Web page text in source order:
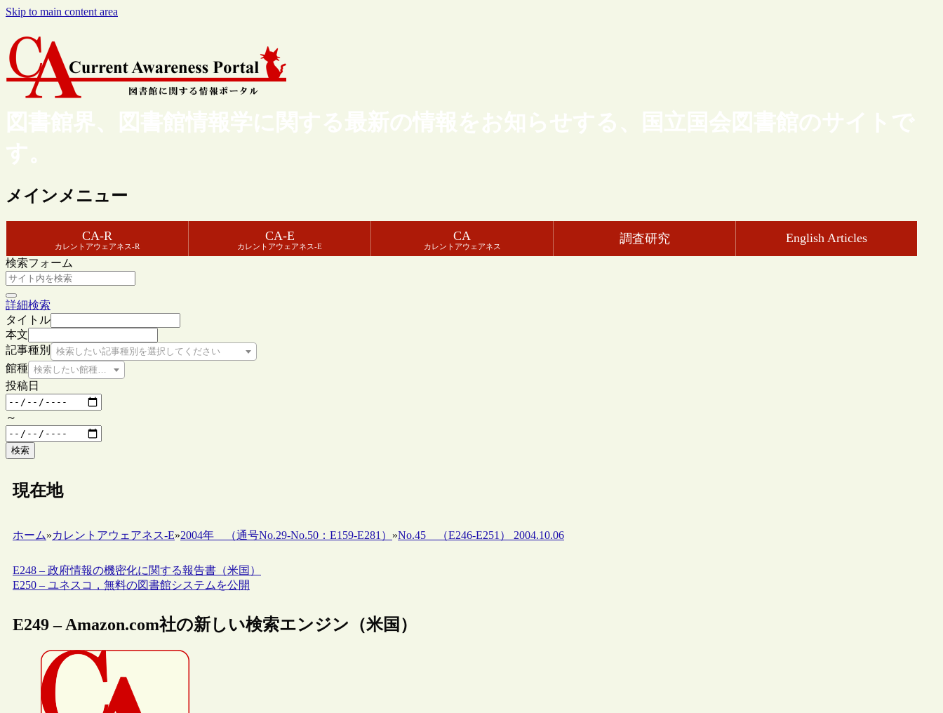
Skip to main content area
図書館界、図書館情報学に関する最新の情報をお知らせする、国立国会図書館のサイトで
す。
メインメニュー
CA-R
カレントアウェアネス-R
CA-E
カレントアウェアネス-E
CA
カレントアウェアネス
調査研究 English Articles
検索フォーム
詳細検索
タイトル
本文
記事種別
検索したい記事種別を選択してください
館種 検索したい館種を選択してください
投稿日
～
検索
現在地
ホーム»カレントアウェアネス-E»2004年 （通号No.29-No.50：E159-E281） »No.45 （E246-E251） 2004.10.06
E248 – 政府情報の機密化に関する報告書（米国）
E250 – ユネスコ，無料の図書館システムを公開
E249 – Amazon.com社の新しい検索エンジン（米国）